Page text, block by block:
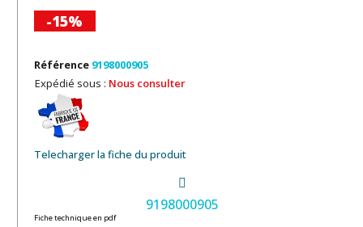
-15%
Référence 9198000905
Expédié sous : Nous consulter
Telecharger la fiche du produit
9198000905
Fiche technique en pdf